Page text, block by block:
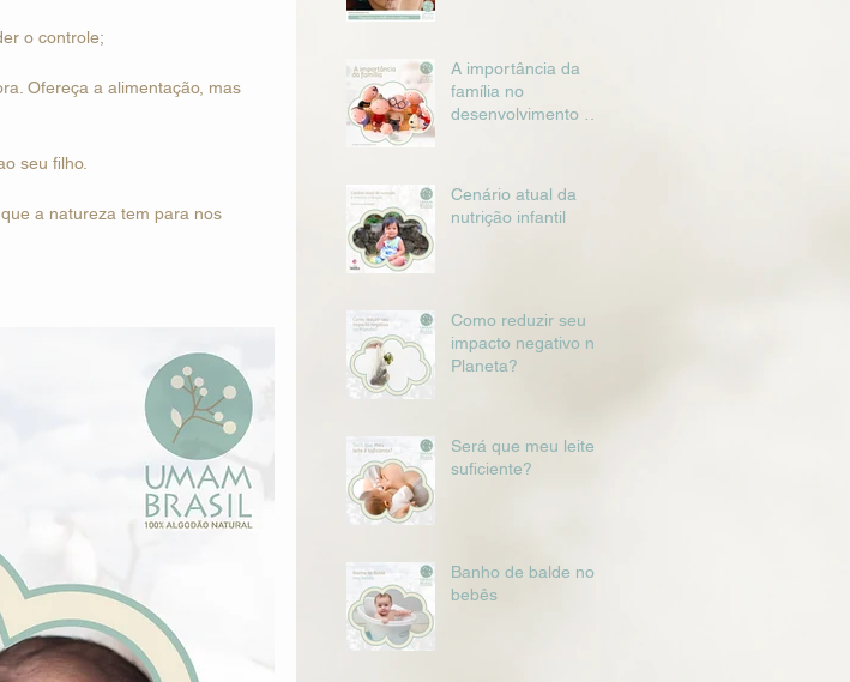
o controle;
Ofereça a alimentação, mas
seu filho.
a natureza tem para nos
A importância da
família no
desenvolvimento da
Cenário atual da
nutrição infantil
Como reduzir seu
impacto negativo no
Planeta?
Será que meu leite é
suficiente?
Banho de balde nos
bebês